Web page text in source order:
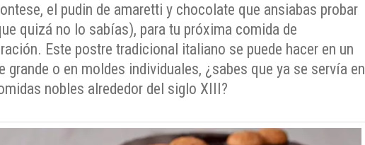
el pudin de amaretti y chocolate que ansiabas probar
quizá no lo sabías), para tu próxima comida de
Este postre tradicional italiano se puede hacer en un
grande o en moldes individuales, ¿sabes que ya se servía en
nobles alrededor del siglo XIII?